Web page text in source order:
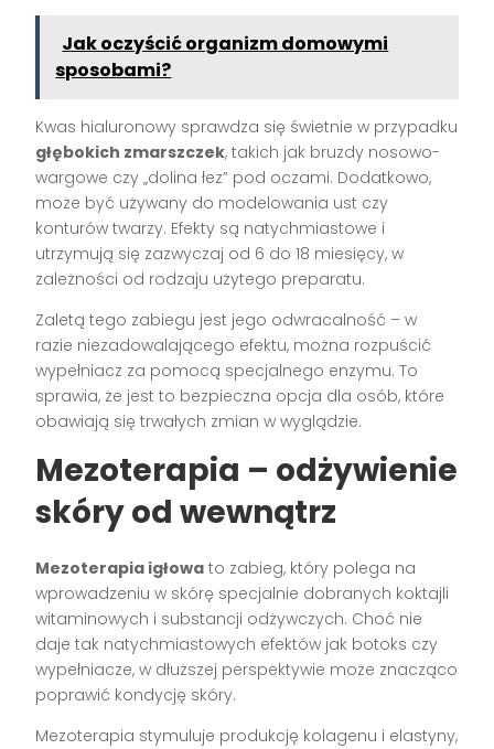
Jak oczyścić organizm domowymi
sposobami?
Kwas hialuronowy sprawdza się świetnie w przypadku
głębokich zmarszczek, takich jak bruzdy nosowo-
wargowe czy „dolina łez” pod oczami. Dodatkowo,
może być używany do modelowania ust czy
konturów twarzy. Efekty są natychmiastowe i
utrzymują się zazwyczaj od 6 do 18 miesięcy, w
zależności od rodzaju użytego preparatu.
Zaletą tego zabiegu jest jego odwracalność – w
razie niezadowalającego efektu, można rozpuścić
wypełniacz za pomocą specjalnego enzymu. To
sprawia, że jest to bezpieczna opcja dla osób, które
obawiają się trwałych zmian w wyglądzie.
Mezoterapia – odżywienie
skóry od wewnątrz
Mezoterapia igłowa to zabieg, który polega na
wprowadzeniu w skórę specjalnie dobranych koktajli
witaminowych i substancji odżywczych. Choć nie
daje tak natychmiastowych efektów jak botoks czy
wypełniacze, w dłuższej perspektywie może znacząco
poprawić kondycję skóry.
Mezoterapia stymuluje produkcję kolagenu i elastyny,